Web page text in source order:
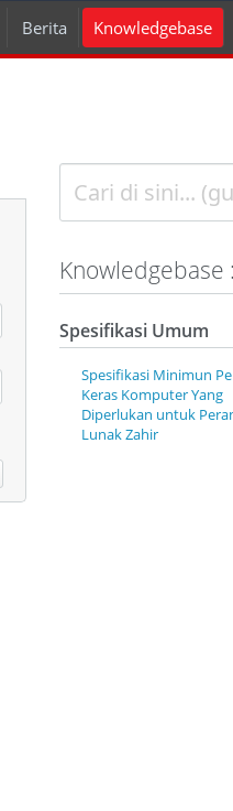
Berita Knowledgebase
Knowledgebase
Spesifikasi Umum
Spesifikasi Minimun
Keras Komputer Yang
Diperlukan untuk
Lunak Zahir